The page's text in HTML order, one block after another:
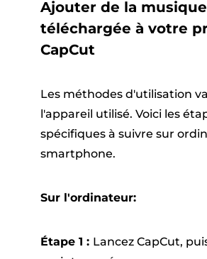
Ajouter de la
téléchargée à votre
CapCut
Les méthodes d'utilisation
l'appareil utilisé. Voici les
spécifiques à suivre sur
smartphone.
Sur l'ordinateur:
Étape 1 : Lancez CapCut,